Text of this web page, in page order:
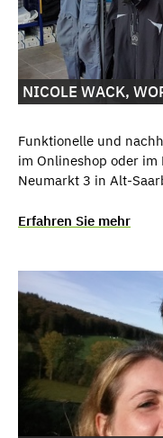
NICOLE WACK,
Funktionelle und
im Onlineshop oder im
Neumarkt 3 in Alt-
Erfahren Sie mehr